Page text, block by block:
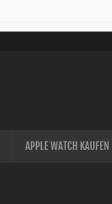
APPLE WATCH KAUFEN